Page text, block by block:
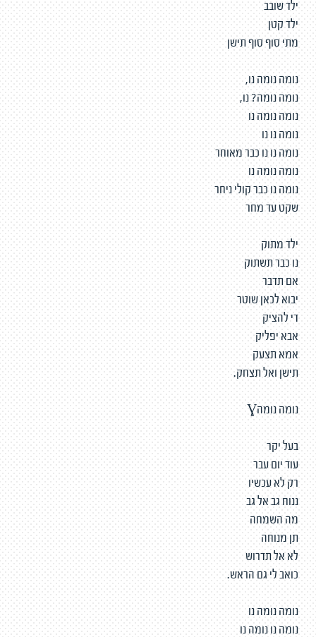
ילד שובב
ילד קטן
מתי סוף סוף תישן
נומה נומה נו,
נומה נומה? נו,
נומה נומה נו
נומה נו נו
נומה נו נו כבר מאוחר
נומה נומה נו
נומה נו כבר קולי ניחר
שקט עד מחר
ילד מתוק
נו כבר תשתוק
אם תדבר
יבוא לכאן שוטר
די להציק
אבא יפליק
אמא תצעק
תישן ואל תצחק.
נומה נומהƔ
בעל יקר
עוד יום עבר
רק לא עכשיו
ננוח גב אל גב
מה השמחה
תן מנוחה
לא אל תדרוש
כואב לי גם הראש.
נומה נומה נו
נומה נו נומה נו